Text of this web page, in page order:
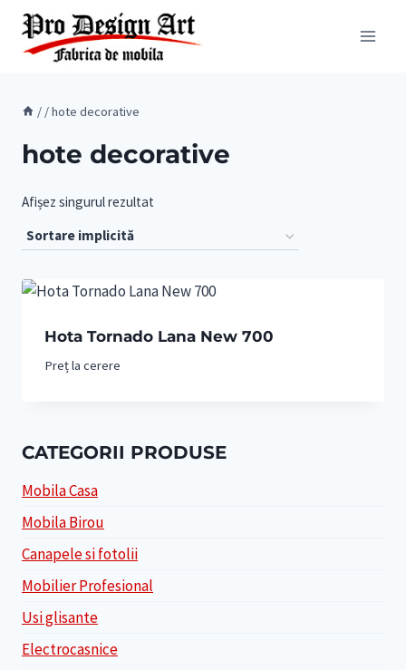
Skip
content
/ /hote decorative
hote decorative
Afișez singurul rezultat
Hota Tornado Lana New 700
Preț la cerere
CATEGORII PRODUSE
Mobila Casa
Mobila Birou
Canapele si fotolii
Mobilier Profesional
Usi glisante
Electrocasnice